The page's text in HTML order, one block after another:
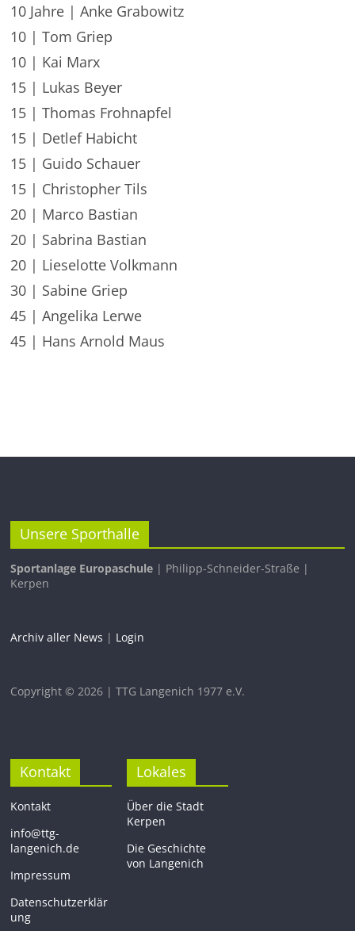
10 Jahre | Anke Grabowitz
10 | Tom Griep
10 | Kai Marx
15 | Lukas Beyer
15 | Thomas Frohnapfel
15 | Detlef Habicht
15 | Guido Schauer
15 | Christopher Tils
20 | Marco Bastian
20 | Sabrina Bastian
20 | Lieselotte Volkmann
30 | Sabine Griep
45 | Angelika Lerwe
45 | Hans Arnold Maus
Unsere Sporthalle
Sportanlage Europaschule | Philipp-Schneider-Straße |
Kerpen
Archiv aller News | Login
Copyright © 2026 | TTG Langenich 1977 e.V.
Kontakt
Kontakt
info@ttg-
langenich.de
Impressum
Datenschutzerklär
ung
Lokales
Über die Stadt
Kerpen
Die Geschichte
von Langenich